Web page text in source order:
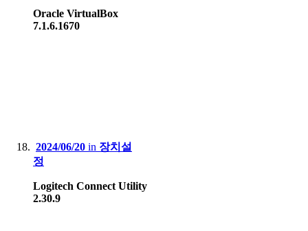
Oracle VirtualBox
7.1.6.1670
2024/06/20 in 장치설
정
Logitech Connect Utility
2.30.9